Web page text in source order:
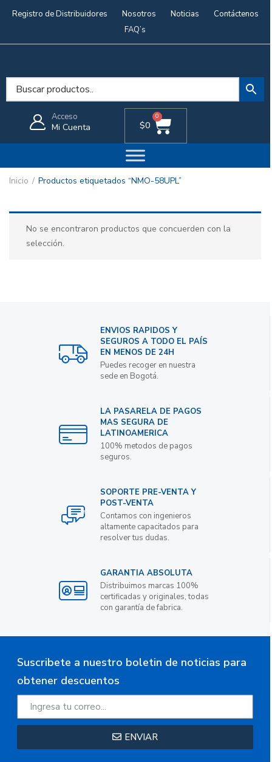
Registro de Distribuidores Nosotros Noticias
Contáctenos
FAQ’s
Acceso
Mi Cuenta $0
0
Inicio Productos etiquetados “NMO-58UPL”
No se encontraron productos que concuerden con la
selección.
ENVIOS RAPIDOS Y
SEGUROS A TODO EL PAÍS
EN MENOS DE 24H
Puedes recoger en nuestra
sede en Bogotá.
LA PASARELA DE PAGOS
MAS SEGURA DE
LATINOAMERICA
100% metodos de pagos
seguros.
SOPORTE PRE-VENTA Y
POST-VENTA
Contamos con ingenieros
altamente capacitados para
resolver tus dudas.
GARANTIA ABSOLUTA
Distribuimos marcas 100%
certificadas y originales, todas
con garantía de fabrica.
Suscribete a nuestro boletin de noticias para
obtener descuentos
ENVIAR